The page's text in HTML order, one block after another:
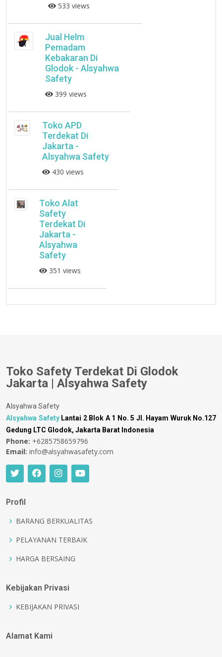
533 views
Jual Helm
Pemadam
Kebakaran Di
Glodok - Alsyahwa
Safety
399 views
Toko APD
Terdekat Di
Jakarta -
Alsyahwa Safety
430 views
Toko Alat
Safety
Terdekat Di
Jakarta -
Alsyahwa
Safety
351 views
Toko Safety Terdekat Di Glodok
Jakarta | Alsyahwa Safety
Alsyahwa Safety
Alsyahwa Safety Lantai 2 Blok A 1 No. 5 Jl. Hayam Wuruk No.127
Gedung LTC Glodok, Jakarta Barat Indonesia
Phone: +6285758659796
Email: info@alsyahwasafety.com
Profil
BARANG BERKUALITAS
PELAYANAN TERBAIK
HARGA BERSAING
Kebijakan Privasi
KEBIJAKAN PRIVASI
Alamat Kami